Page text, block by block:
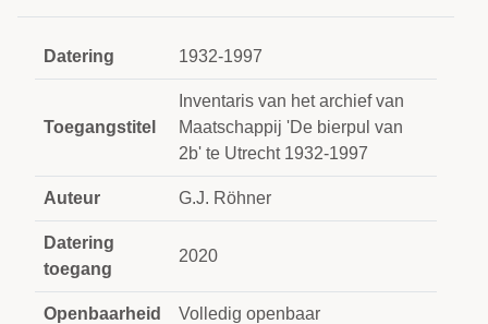
Datering 1932-1997
Toegangstitel
Inventaris van het archief van
Maatschappij 'De bierpul van
2b' te Utrecht 1932-1997
Auteur G.J. Röhner
Datering
toegang
2020
Openbaarheid Volledig openbaar